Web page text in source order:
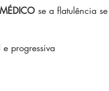
se a flatulência
progressiva